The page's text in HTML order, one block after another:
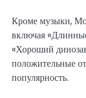
Кроме музыки,
включая
«Хороший
положительные
популярность.